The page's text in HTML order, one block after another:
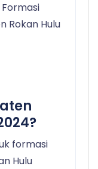
Rokan Hulu
formasi
Hulu